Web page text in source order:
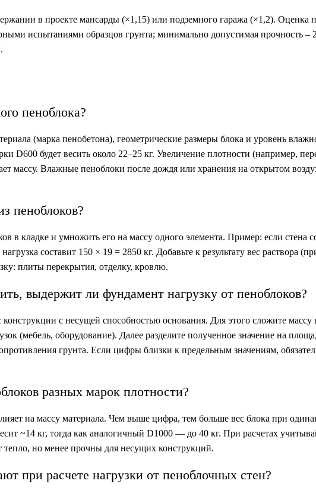
в проекте мансарды (×1,15) или подземного гаража (×1,2). Оценка
испытаниями образцов грунта; минимально допустимая прочность –
пеноблока?
(марка пенобетона), геометрические размеры блока и уровень
D600 будет весить около 22–25 кг. Увеличение плотности (например,
массу. Влажные пеноблоки после дождя или хранения на открытом
пеноблоков?
в кладке и умножить его на массу одного элемента. Пример: если стена
составит 150 × 19 = 2850 кг. Добавьте к результату вес раствора
плиты перекрытия, отделку, кровлю.
выдержит ли фундамент нагрузку от пеноблоков?
с несущей способностью основания. Для этого сложите массу
(мебель, оборудование). Далее разделите полученное значение на
грунта. Если цифры близки к предельным значениям,
разных марок плотности?
на массу материала. Чем выше цифра, тем больше вес блока при
~14 кг, тогда как аналогичный D1000 — до 40 кг. При расчетах
но менее прочны для несущих конструкций.
при расчете нагрузки от пеноблочных стен?